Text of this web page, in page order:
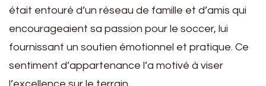
était entouré d’un réseau de famille et d’amis qui
encourageaient sa passion pour le soccer, lui
fournissant un soutien émotionnel et pratique. Ce
sentiment d’appartenance l’a motivé à viser